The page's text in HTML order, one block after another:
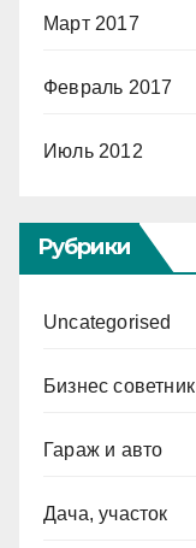
Март 2017
Февраль 2017
Июль 2012
Рубрики
Uncategorised
Бизнес советник
Гараж и авто
Дача, участок